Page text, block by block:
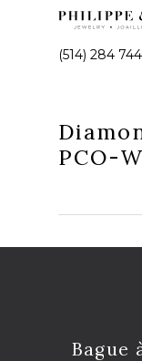
(514) 284
PCO-
Bague